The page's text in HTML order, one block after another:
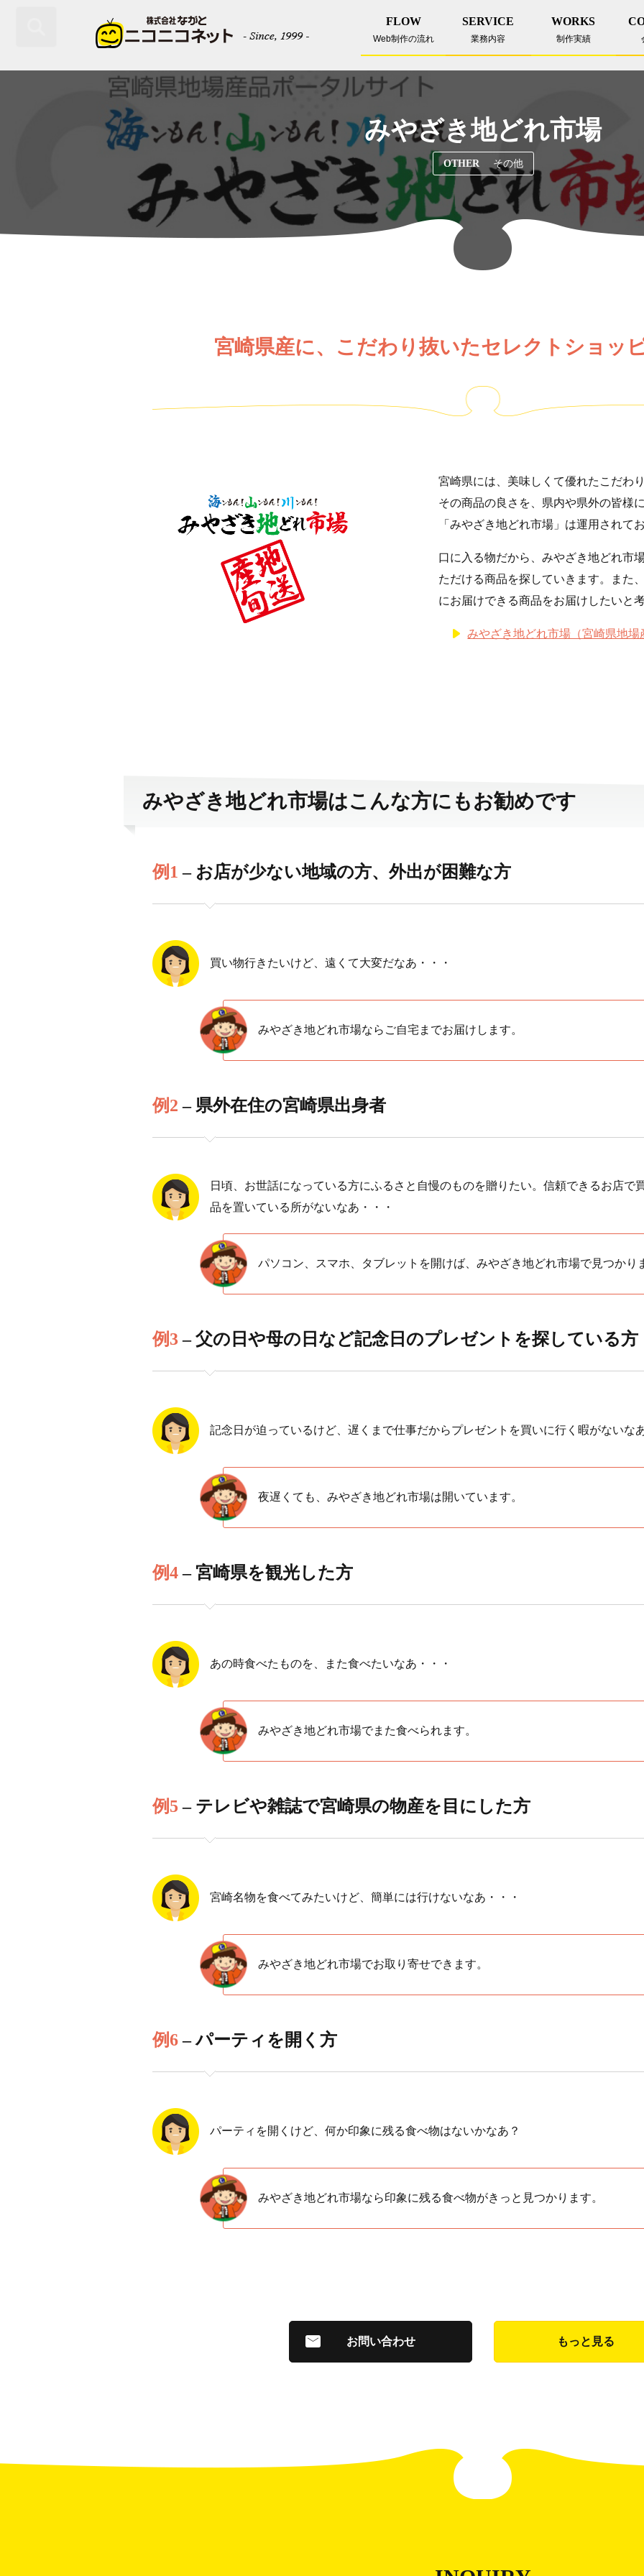
FLOW
Web制作の流れ
SERVICE
業務内容
WORKS
制作実績
みやざき地どれ市場
OTHER その他
宮崎県産に、こだわり抜いたセレクトショッ
宮崎県には、美味しくて優れたこだわ
その商品の良さを、県内や県外の皆様
「みやざき地どれ市場」は運用されて
口に入る物だから、みやざき地どれ市
ただける商品を探していきます。また
にお届けできる商品をお届けしたいと
みやざき地どれ市場（宮崎県地
みやざき地どれ市場はこんな方にもお勧めです
例1 – お店が少ない地域の方、外出が困難な方
買い物行きたいけど、遠くて大変だなあ・・・
みやざき地どれ市場ならご自宅までお届けします。
例2 – 県外在住の宮崎県出身者
日頃、お世話になっている方にふるさと自慢のものを贈りたい。信頼できるお店で
品を置いている所がないなあ・・・
パソコン、スマホ、タブレットを開けば、みやざき地どれ市場で見つかり
例3– 父の日や母の日など記念日のプレゼントを探している方
記念日が迫っているけど、遅くまで仕事だからプレゼントを買いに行く暇がないな
夜遅くても、みやざき地どれ市場は開いています。
例4– 宮崎県を観光した方
あの時食べたものを、また食べたいなあ・・・
みやざき地どれ市場でまた食べられます。
例5 – テレビや雑誌で宮崎県の物産を目にした方
宮崎名物を食べてみたいけど、簡単には行けないなあ・・・
みやざき地どれ市場でお取り寄せできます。
例6– パーティを開く方
パーティを開くけど、何か印象に残る食べ物はないかなあ？
みやざき地どれ市場なら印象に残る食べ物がきっと見つかります。
お問い合わせ もっと見る